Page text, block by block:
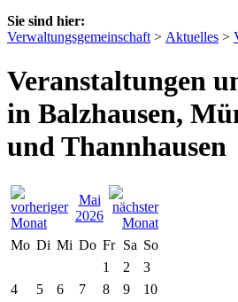
Sie sind hier:
Verwaltungsgemeinschaft > Aktuelles >
Veranstaltungen
in Balzhausen,
und Thannhausen
Mai
2026
Mo Di Mi Do Fr Sa So
1
2
3
4
5 6 7 8 9
10